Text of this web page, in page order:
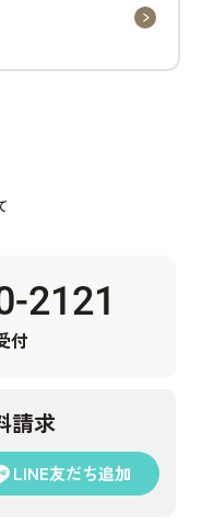
2121
付
請求
LINE友だち追加